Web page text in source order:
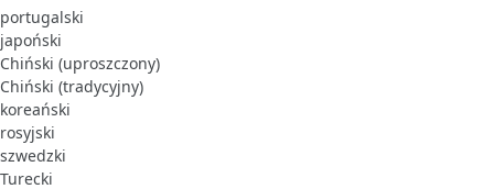
portugalski
japoński
Chiński (uproszczony)
Chiński (tradycyjny)
koreański
rosyjski
szwedzki
Turecki